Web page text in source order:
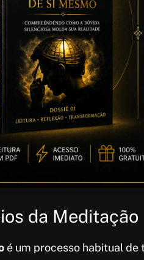
da Meditação
é um processo habitual